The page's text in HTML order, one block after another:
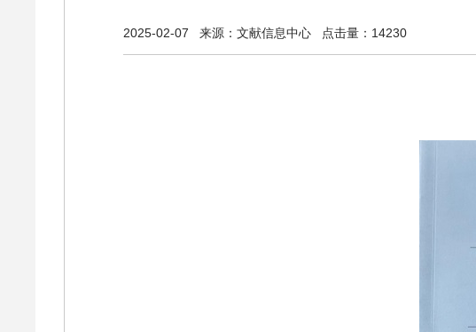
2025-02-07 来源：文献信息中心 点击量：14230